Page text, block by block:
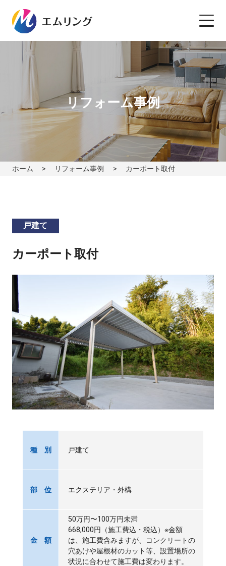
リフォーム事例
ホーム リフォーム事例 カーポート取付
戸建て
カーポート取付
種 別 戸建て
部 位 エクステリア・外構
金 額
50万円〜100万円未満
668,000円（施工費込・税込）※金額
は、施工費含みますが、コンクリートの
穴あけや屋根材のカット等、設置場所の
状況に合わせて施工費は変わります。